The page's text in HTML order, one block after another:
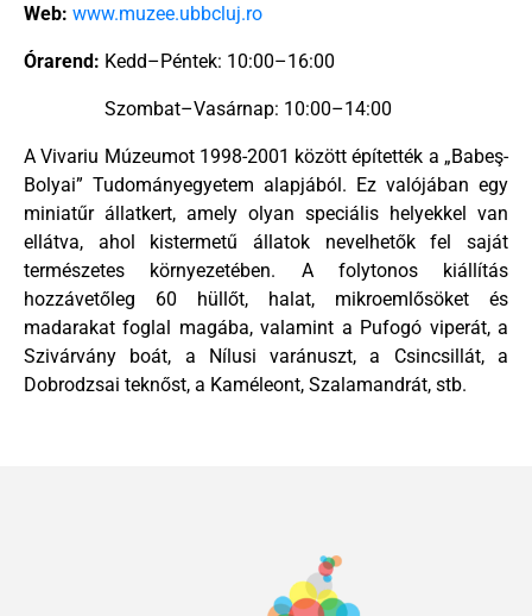
Web: www.muzee.ubbcluj.ro
Órarend: Kedd–Péntek: 10:00–16:00
Szombat–Vasárnap: 10:00–14:00
A Vivariu Múzeumot 1998-2001 között építették a „Babeş-
Bolyai” Tudományegyetem alapjából. Ez valójában egy
miniatűr állatkert, amely olyan speciális helyekkel van
ellátva, ahol kistermetű állatok nevelhetők fel saját
természetes környezetében. A folytonos kiállítás
hozzávetőleg 60 hüllőt, halat, mikroemlősöket és
madarakat foglal magába, valamint a Pufogó viperát, a
Szivárvány boát, a Nílusi varánuszt, a Csincsillát, a
Dobrodzsai teknőst, a Kaméleont, Szalamandrát, stb.